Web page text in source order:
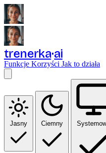
trenerka ai
Funkcje Korzyści Jak to działa
Jasny Ciemny